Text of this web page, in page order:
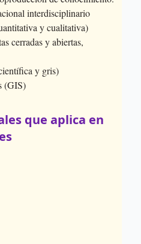
interdisciplinario
y cualitativa)
cerradas y abiertas,
y gris)
(GIS)
que aplica en